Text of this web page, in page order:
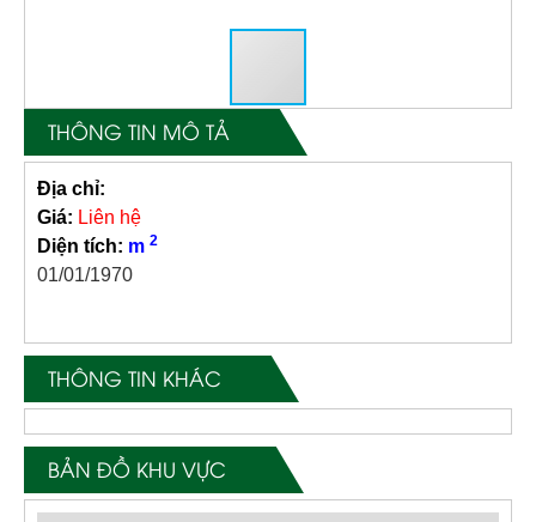
THÔNG TIN MÔ TẢ
Địa chỉ:
Giá: Liên hệ
Diện tích: m 2
01/01/1970
THÔNG TIN KHÁC
BẢN ĐỒ KHU VỰC